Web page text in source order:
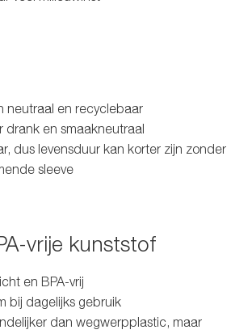
neutraal en recyclebaar
drank en smaakneutraal
dus levensduur kan korter zijn zonder
sleeve
vrije kunststof
en BPA-vrij
bij dagelijks gebruik
dan wegwerpplastic, maar